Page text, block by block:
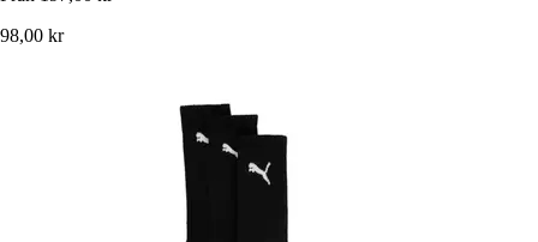
98,00 kr